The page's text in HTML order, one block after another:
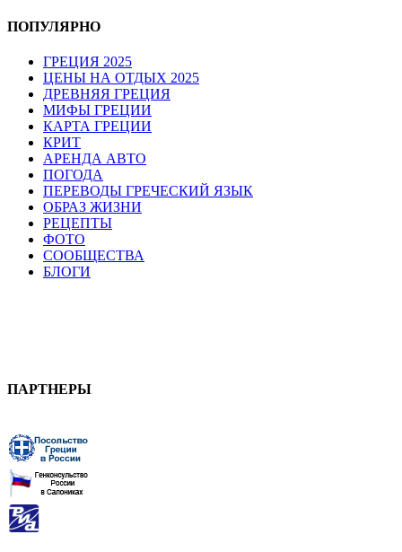
ПОПУЛЯРНО
ГРЕЦИЯ 2025
ЦЕНЫ НА ОТДЫХ 2025
ДРЕВНЯЯ ГРЕЦИЯ
МИФЫ ГРЕЦИИ
КАРТА ГРЕЦИИ
КРИТ
АРЕНДА АВТО
ПОГОДА
ПЕРЕВОДЫ ГРЕЧЕСКИЙ ЯЗЫК
ОБРАЗ ЖИЗНИ
РЕЦЕПТЫ
ФОТО
СООБЩЕСТВА
БЛОГИ
ПАРТНЕРЫ